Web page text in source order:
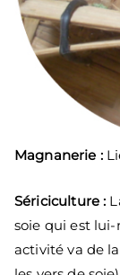
Magnanerie :
Sériciculture :
soie qui est
activité va de